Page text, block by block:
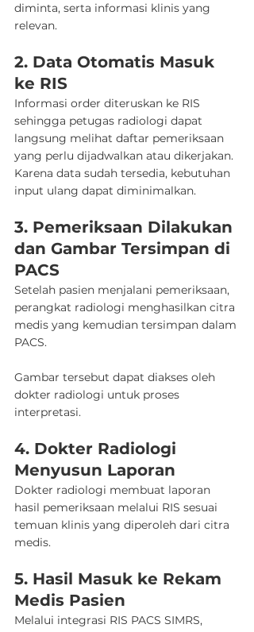
diminta, serta informasi klinis yang
relevan.
2. Data Otomatis Masuk
ke RIS
Informasi order diteruskan ke RIS
sehingga petugas radiologi dapat
langsung melihat daftar pemeriksaan
yang perlu dijadwalkan atau dikerjakan.
Karena data sudah tersedia, kebutuhan
input ulang dapat diminimalkan.
3. Pemeriksaan Dilakukan
dan Gambar Tersimpan di
PACS
Setelah pasien menjalani pemeriksaan,
perangkat radiologi menghasilkan citra
medis yang kemudian tersimpan dalam
PACS.
Gambar tersebut dapat diakses oleh
dokter radiologi untuk proses
interpretasi.
4. Dokter Radiologi
Menyusun Laporan
Dokter radiologi membuat laporan
hasil pemeriksaan melalui RIS sesuai
temuan klinis yang diperoleh dari citra
medis.
5. Hasil Masuk ke Rekam
Medis Pasien
Melalui integrasi RIS PACS SIMRS,